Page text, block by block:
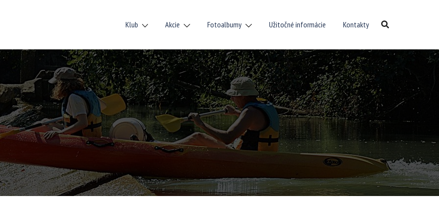
Klub Akcie Fotoalbumy Užitočné informácie Kontakty